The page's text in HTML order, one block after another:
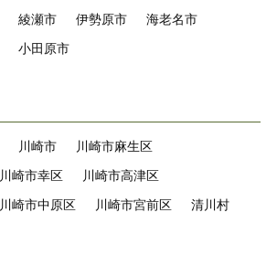
綾瀬市 伊勢原市
海老名市
小田原市
川崎市
川崎市麻生区
川崎市幸区
川崎市高津区
川崎市中原区 川崎市宮前区 清川村